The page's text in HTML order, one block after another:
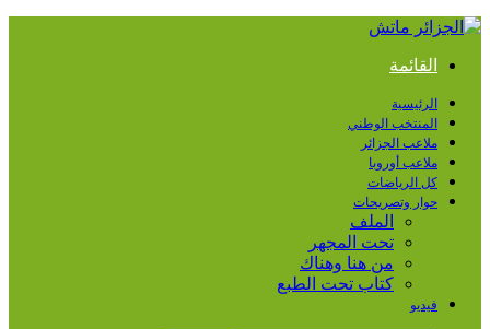
القائمة
الرئيسية
المنتخب الوطني
ملاعب الجزائر
ملاعب أوروبا
كل الرياضات
حوار وتصريحات
الملف
تحت المجهر
من هنا وهناك
كتاب تحت الطبع
فيديو